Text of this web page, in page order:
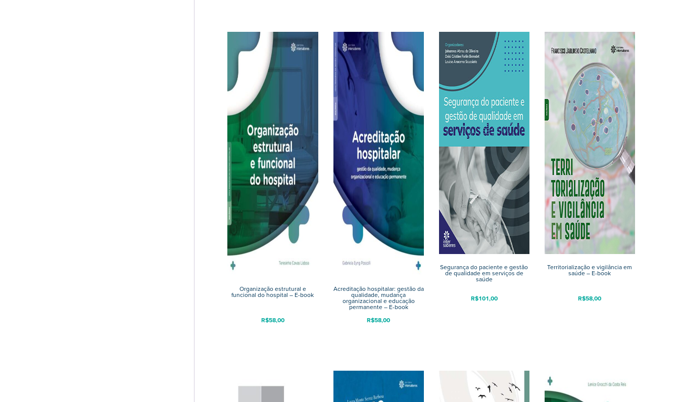
Organização estrutural e
funcional do hospital – E-book
R$58,00
Acreditação hospitalar: gestão da
qualidade, mudança
organizacional e educação
permanente – E-book
R$58,00
Segurança do paciente e gestão
de qualidade em serviços de
saúde
R$101,00
Territorialização e vigilância em
saúde – E-book
R$58,00